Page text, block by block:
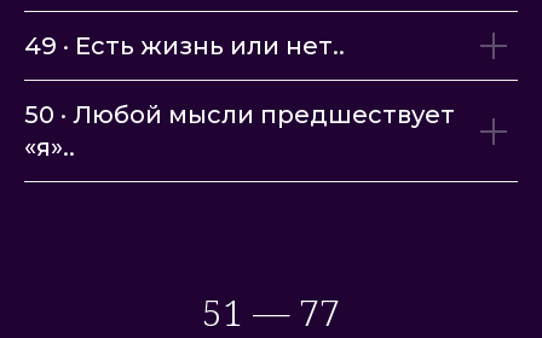
49 · Есть жизнь или нет..
50 · Любой мысли предшествует
«я»..
51 — 77